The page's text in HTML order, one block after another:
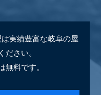
実績豊富な岐阜の屋
ださい。
無料です。